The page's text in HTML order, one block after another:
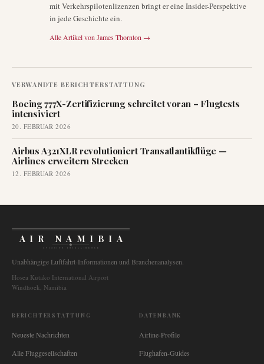
mit Verkehrspilotenlizenzen bringt er eine Insider-Perspektive
in jede Geschichte ein.
Alle Artikel von James Thornton →
VERWANDTE BERICHTERSTATTUNG
Boeing 777X-Zertifizierung schreitet voran – Flugtests
intensiviert
20. FEBRUAR 2026
Airbus A321XLR revolutioniert Transatlantikflüge —
Airlines erweitern Strecken
12. FEBRUAR 2026
AIR NAMIBIA
AVIATION INTELLIGENCE
Unabhängige Luftfahrt-Informationen und Branchenanalysen.
Hosea Kutako International Airport
Windhoek, Namibia
BERICHTERSTATTUNG
Neueste Nachrichten
Alle Fluggesellschaften
DATENBANK
Airline-Profile
Flughafen-Guides